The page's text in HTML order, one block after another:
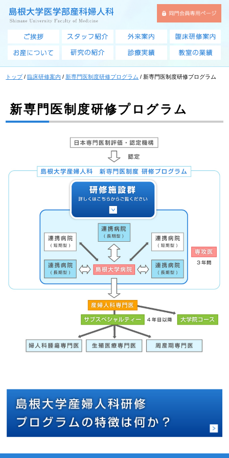
トップ/臨床研修案内 / 新専門医制度研修プログラム / 新専門医制度研修プログラム
新専門医制度研修プログラム